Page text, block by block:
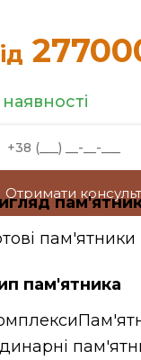
Отримати
пам'ятники
пам'ятника